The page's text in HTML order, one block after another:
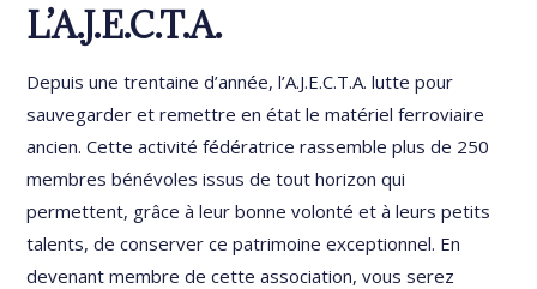
L’A.J.E.C.T.A.
Depuis une trentaine d’année, l’A.J.E.C.T.A. lutte pour
sauvegarder et remettre en état le matériel ferroviaire
ancien. Cette activité fédératrice rassemble plus de 250
membres bénévoles issus de tout horizon qui
permettent, grâce à leur bonne volonté et à leurs petits
talents, de conserver ce patrimoine exceptionnel. En
devenant membre de cette association, vous serez